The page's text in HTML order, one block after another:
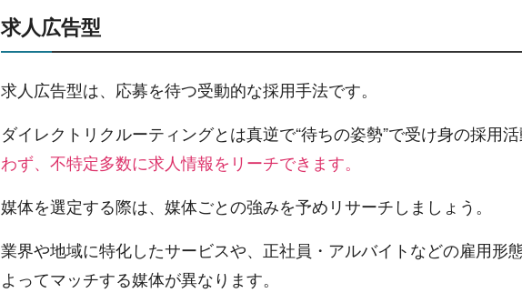
求人広告型
求人広告型は、応募を待つ受動的な採用手法です。
ダイレクトリクルーティングとは真逆で“待ちの姿勢”で受け身の採用活
わず、不特定多数に求人情報をリーチできます。
媒体を選定する際は、媒体ごとの強みを予めリサーチしましょう。
業界や地域に特化したサービスや、正社員・アルバイトなどの雇用形
よってマッチする媒体が異なります。